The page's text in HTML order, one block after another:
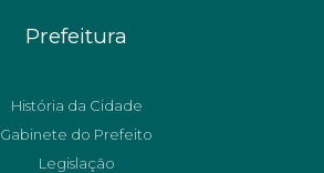
Prefeitura
História da Cidade
Gabinete do Prefeito
Legislação